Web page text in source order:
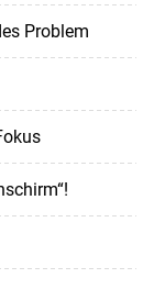
Problem